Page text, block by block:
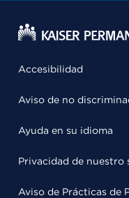
Accesibilidad
Aviso de no
Ayuda en su idioma
Privacidad de nuestro
Aviso de Prácticas de